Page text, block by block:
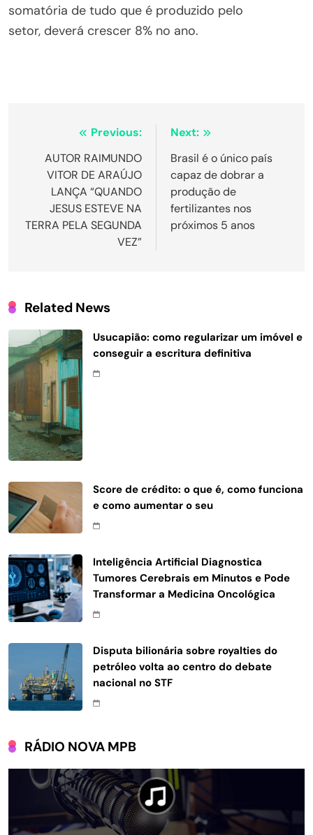
somatória de tudo que é produzido pelo
setor, deverá crescer 8% no ano.
Navegação
Post
Previous:
AUTOR RAIMUNDO
VITOR DE ARAÚJO
LANÇA “QUANDO
JESUS ESTEVE NA
TERRA PELA SEGUNDA
VEZ”
Next:
Brasil é o único país
capaz de dobrar a
produção de
fertilizantes nos
próximos 5 anos
Related News
Usucapião: como regularizar um imóvel e
conseguir a escritura definitiva
Score de crédito: o que é, como funciona
e como aumentar o seu
Inteligência Artificial Diagnostica
Tumores Cerebrais em Minutos e Pode
Transformar a Medicina Oncológica
Disputa bilionária sobre royalties do
petróleo volta ao centro do debate
nacional no STF
RÁDIO NOVA MPB